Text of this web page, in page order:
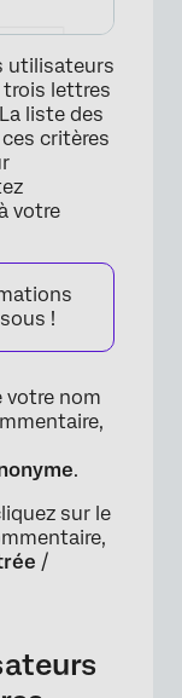
×
×
utilisateurs
trois lettres
liste des
critères
votre
!
votre nom
.
sur le
/